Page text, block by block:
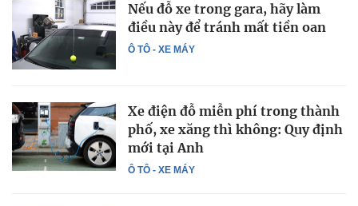
Ô TÔ - XE MÁY
Nếu đỗ xe trong gara, hãy làm
điều này để tránh mất tiền oan
Ô TÔ - XE MÁY
Xe điện đỗ miễn phí trong thành
phố, xe xăng thì không: Quy định
mới tại Anh